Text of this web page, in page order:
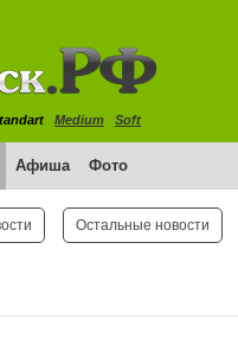
Medium Soft
Афиша Фото
Остальные новости